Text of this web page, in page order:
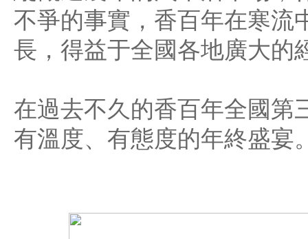
不爭的事實，香百年在寒流
長，得益于全國各地廣大的
在過去不久的香百年全國第
有溫度、有態度的年終盛宴